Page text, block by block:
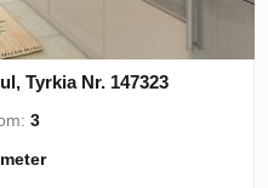
Tyrkia Nr. 147323
3